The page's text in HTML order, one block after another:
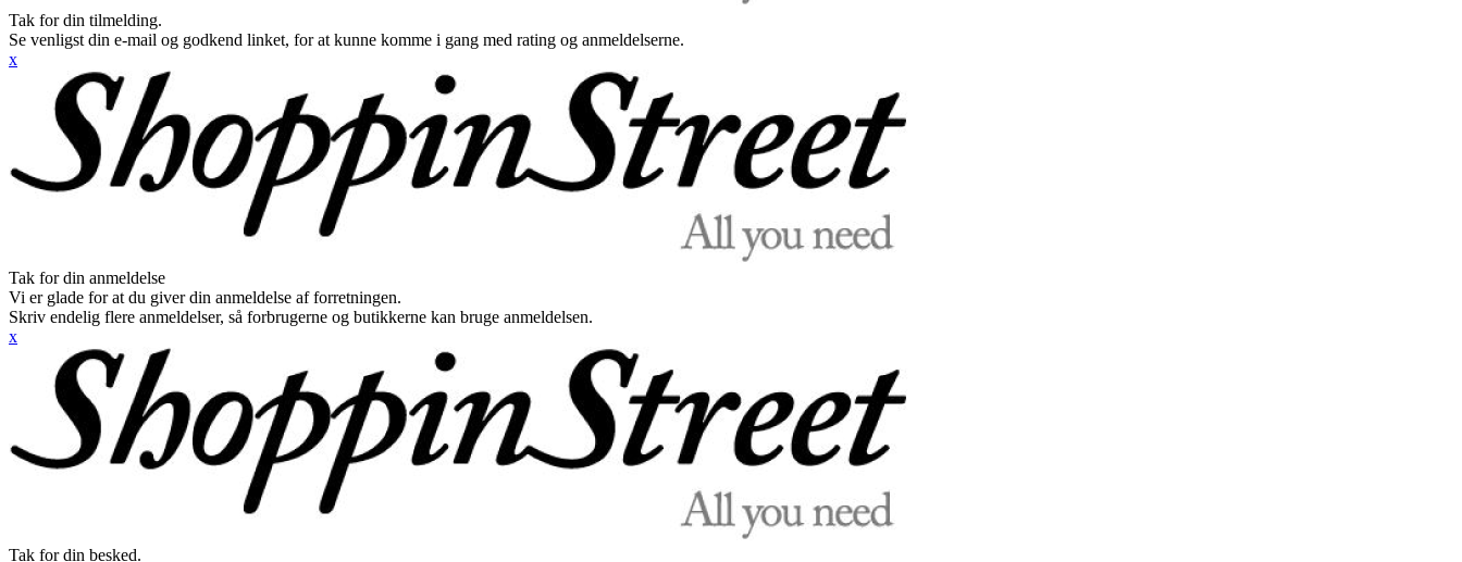
Tak for din tilmelding.
Se venligst din e-mail og godkend linket, for at kunne komme i gang med rating og anmeldelserne.
x
Tak for din anmeldelse
Vi er glade for at du giver din anmeldelse af forretningen.
Skriv endelig flere anmeldelser, så forbrugerne og butikkerne kan bruge anmeldelsen.
x
Tak for din besked.